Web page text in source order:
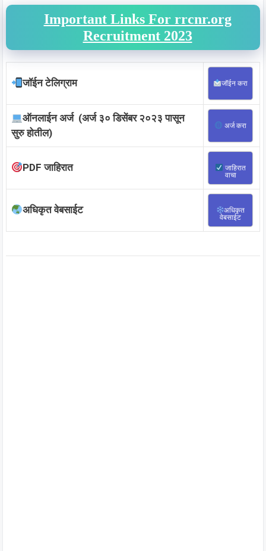
Important Links For rrcnr.org
Recruitment 2023
जॉईन टेलिग्राम जॉईन करा
ऑनलाईन अर्ज (अर्ज ३० डिसेंबर २०२३ पासून
सुरु होतील)
अर्ज करा
PDF जाहिरात
जाहिरात
वाचा
अधिकृत वेबसाईट
अधिकृत
वेबसाईट